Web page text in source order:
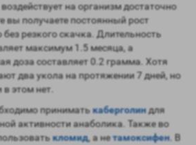
на организм достаточно
вы получаете постоянный рост
резкого скачка. Длительность
максимум 1.5 месяца, а
доза составляет 0.2 грамма. Хотя
два укола на протяжении 7 дней, но
этом нет.
приниматькаберголиндля
активности анаболика. Также во
кломид, а нетамоксифен. В